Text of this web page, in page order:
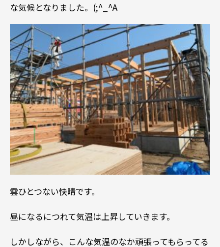
な気候となりました。(;^_^A
雲ひとつない快晴です。
昼になるにつれて気温は上昇していきます。
しかしながら、こんな気温のなか頑張ってもらってる